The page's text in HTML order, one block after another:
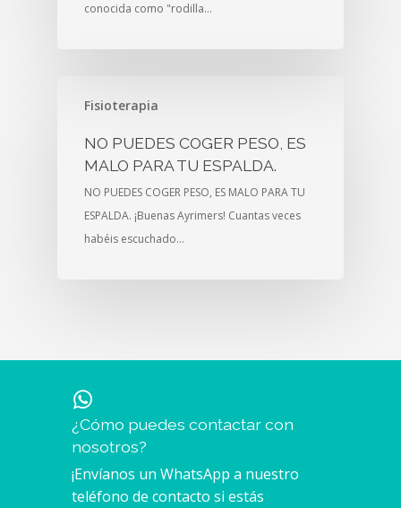
conocida como "rodilla…
Fisioterapia
NO PUEDES COGER PESO, ES
MALO PARA TU ESPALDA.
NO PUEDES COGER PESO, ES MALO PARA TU
ESPALDA. ¡Buenas Ayrimers! Cuantas veces
habéis escuchado…
¿Cómo puedes contactar con
nosotros?
¡Envíanos un WhatsApp a nuestro
teléfono de contacto si estás